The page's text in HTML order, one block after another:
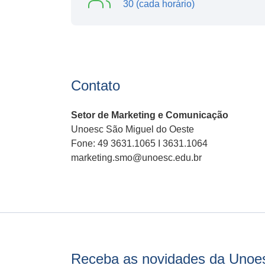
30 (cada horário)
Contato
Setor de Marketing e Comunicação
Unoesc São Miguel do Oeste
Fone: 49 3631.1065 I 3631.1064
marketing.smo@unoesc.edu.br
Receba as novidades da